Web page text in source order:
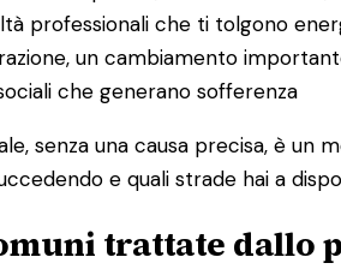
professionali che ti tolgono
un cambiamento
che generano sofferenza
senza una causa precisa, è
e quali strade hai a
trattate dallo